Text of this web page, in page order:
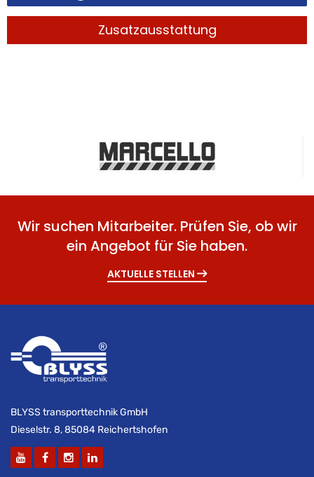
Zusatzausstattung
Wir suchen Mitarbeiter. Prüfen Sie, ob wir
ein Angebot für Sie haben.
AKTUELLE STELLEN
BLYSS transporttechnik GmbH
Dieselstr. 8, 85084 Reichertshofen